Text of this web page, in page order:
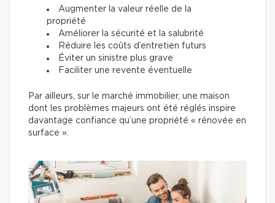
Augmenter la valeur réelle de la
propriété
Améliorer la sécurité et la salubrité
Réduire les coûts d’entretien futurs
Éviter un sinistre plus grave
Faciliter une revente éventuelle
Par ailleurs, sur le marché immobilier, une maison
dont les problèmes majeurs ont été réglés inspire
davantage confiance qu’une propriété « rénovée en
surface ».